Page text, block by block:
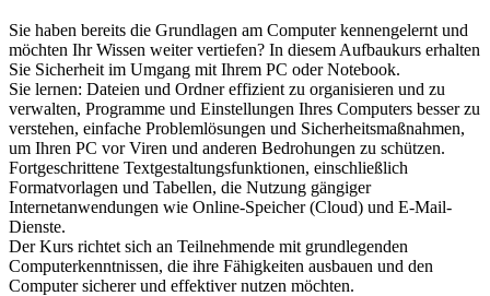
Sie haben bereits die Grundlagen am Computer kennengelernt und
möchten Ihr Wissen weiter vertiefen? In diesem Aufbaukurs erhalten
Sie Sicherheit im Umgang mit Ihrem PC oder Notebook.
Sie lernen: Dateien und Ordner effizient zu organisieren und zu
verwalten, Programme und Einstellungen Ihres Computers besser zu
verstehen, einfache Problemlösungen und Sicherheitsmaßnahmen,
um Ihren PC vor Viren und anderen Bedrohungen zu schützen.
Fortgeschrittene Textgestaltungsfunktionen, einschließlich
Formatvorlagen und Tabellen, die Nutzung gängiger
Internetanwendungen wie Online-Speicher (Cloud) und E-Mail-
Dienste.
Der Kurs richtet sich an Teilnehmende mit grundlegenden
Computerkenntnissen, die ihre Fähigkeiten ausbauen und den
Computer sicherer und effektiver nutzen möchten.